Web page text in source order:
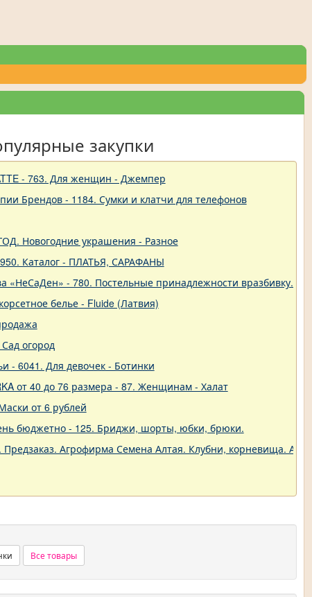
закупки
- 763. Для женщин - Джемпер
Брендов - 1184. Сумки и клатчи для телефонов
Новогодние украшения - Разное
Каталог - ПЛАТЬЯ, САРАФАНЫ
«НеСаДен» - 780. Постельные принадлежности вразбивку.
белье - Fluide (Латвия)
огород
- 6041. Для девочек - Ботинки
от 40 до 76 размера - 87. Женщинам - Халат
от 6 рублей
бюджетно - 125. Бриджи, шорты, юбки, брюки.
Агрофирма Семена Алтая. Клубни, корневища.
Все товары